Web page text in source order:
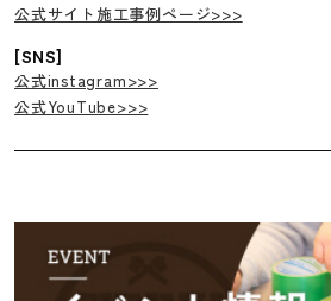
公式サイト施工事例ページ>>>
[SNS]
公式instagram>>>
公式YouTube>>>